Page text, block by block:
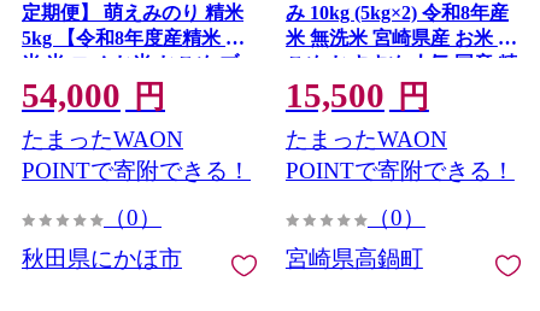
定期便】 萌えみのり 精米
5kg 【令和8年度産精米 白
米 米 コメ お米 おこめ ブ
ランド米 ご飯 ごはん 秋田
にかほ】
54,000 円
たまったWAON
POINTで寄附できる！
（0）
秋田県にかほ市
み 10kg (5kg×2) 令和8年産
米 無洗米 宮崎県産 お米 お
こめ おすすめ 人気 国産 精
米 ごはん ご飯 美味しい 取
り寄せ こめ コメ グルメ 白
米 ブランド米 弁当 おにぎ
り チャック付
15,500 円
たまったWAON
POINTで寄附できる！
（0）
宮崎県高鍋町